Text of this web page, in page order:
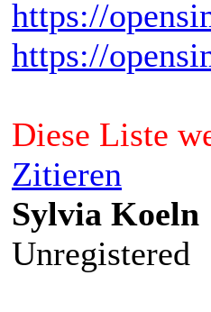
https://
https://
Diese Liste
Zitieren
Sylvia Koeln
Unregistered